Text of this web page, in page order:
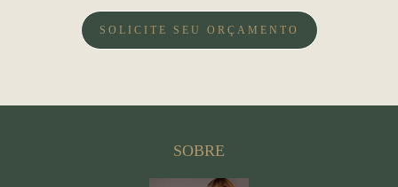
SOLICITE SEU ORÇAMENTO
SOBRE